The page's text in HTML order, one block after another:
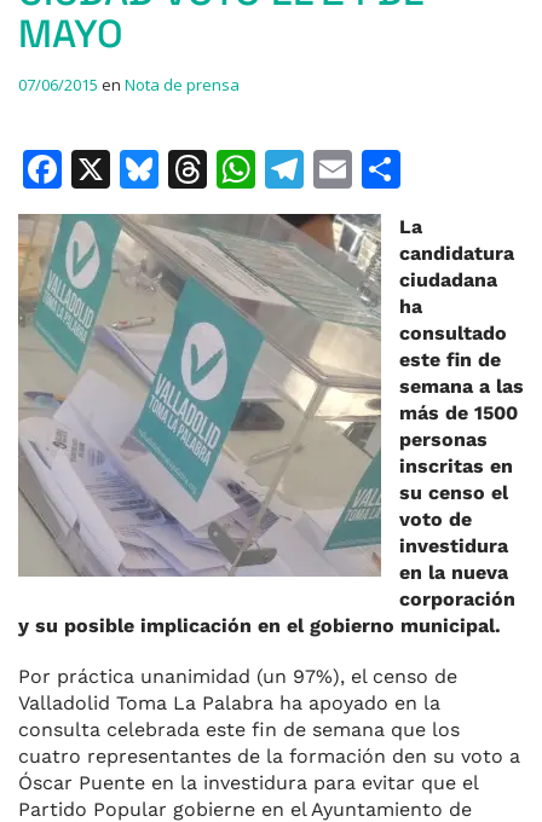
MAYO
07/06/2015 en Nota de prensa
F
a
c
e
b
o
o
k
X
Bl
u
e
s
k
y
T
h
re
a
d
s
W
h
at
s
A
p
p
T
el
e
gr
a
m
E
m
ai
l
o
m
p
ar
ti
r
La
candidatura
ciudadana
ha
consultado
este fin de
semana a las
más de 1500
personas
inscritas en
su censo el
voto de
investidura
en la nueva
corporación
y su posible implicación en el gobierno municipal.
Por práctica unanimidad (un 97%), el censo de
Valladolid Toma La Palabra ha apoyado en la
consulta celebrada este fin de semana que los
cuatro representantes de la formación den su voto a
Óscar Puente en la investidura para evitar que el
Partido Popular gobierne en el Ayuntamiento de